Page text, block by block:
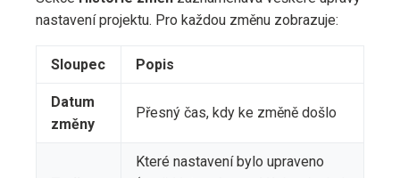
nastavení projektu. Pro každou změnu zobrazuje:
Sloupec Popis
Datum
změny
Přesný čas, kdy ke změně došlo
Které nastavení bylo upraveno